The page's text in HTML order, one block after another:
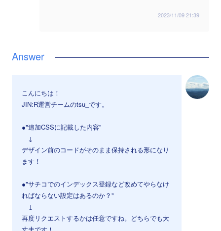
2023/11/09 21:39
こんにちは！
JIN:R運営チームのtsu_です。
●"追加CSSに記載した内容"
↓
デザイン前のコードがそのまま保持される形になり
ます！
●"サチコでのインデックス登録など改めてやらなけ
ればならない設定はあるのか？"
↓
再度リクエストするかは任意ですね。どちらでも大
丈夫です！